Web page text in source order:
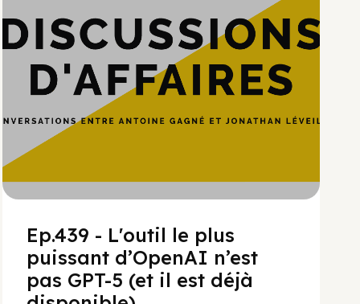
Ep.439 - L'outil le plus
puissant d’OpenAI n’est
pas GPT-5 (et il est déjà